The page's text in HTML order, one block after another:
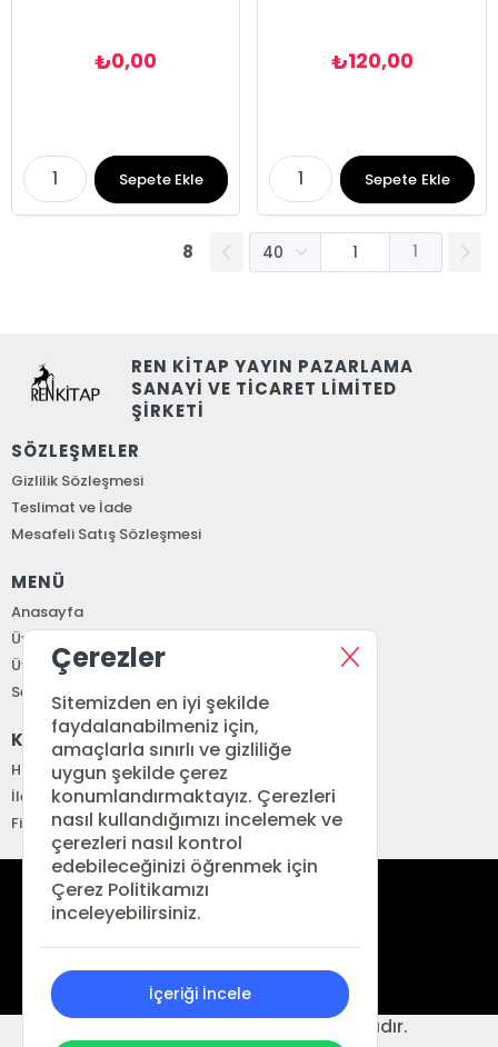
₺0,00
Sepete Ekle
₺120,00
Sepete Ekle
8 1
REN KİTAP YAYIN PAZARLAMA
SANAYİ VE TİCARET LİMİTED
ŞİRKETİ
SÖZLEŞMELER
Gizlilik Sözleşmesi
Teslimat ve İade
Mesafeli Satış Sözleşmesi
MENÜ
Anasayfa
Üye Girişi
Üye Ol
Sepetim
KURUMSAL
Hakkımızda
İletişim
Fiyat Listesi
siparis@renkitap.com
© 2026 Ren Kitap. Her hakkı saklıdır.
Çerezler
Sitemizden en iyi şekilde
faydalanabilmeniz için,
amaçlarla sınırlı ve gizliliğe
uygun şekilde çerez
konumlandırmaktayız. Çerezleri
nasıl kullandığımızı incelemek ve
çerezleri nasıl kontrol
edebileceğinizi öğrenmek için
Çerez Politikamızı
inceleyebilirsiniz.
İçeriği İncele